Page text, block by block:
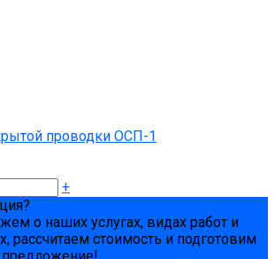
проводки ОСП-1
+
о наших услугах, видах работ и
рассчитаем стоимость и подготовим